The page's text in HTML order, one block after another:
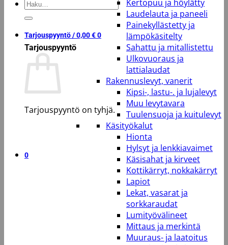
Etsi:
Tarjouspyyntö /0,00€0
Tarjouspyyntö
Tarjouspyyntö on tyhjä.
0
Kertopuu ja höylätty
Laudelauta ja paneeli
Painekyllästetty ja
lämpökäsitelty
Sahattu ja mitallistettu
Ulkovuoraus ja
lattialaudat
Rakennuslevyt, vanerit
Kipsi-, lastu-. ja lujalevyt
Muu levytavara
Tuulensuoja ja kuitulevyt
Käsityökalut
Hionta
Hylsyt ja lenkkiavaimet
Käsisahat ja kirveet
Kottikärryt, nokkakärryt
Lapiot
Lekat, vasarat ja
sorkkaraudat
Lumityövälineet
Mittaus ja merkintä
Muuraus- ja laatoitus